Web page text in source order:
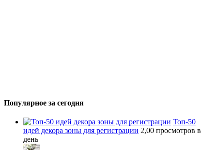
Популярное за сегодня
Топ-50
идей декора зоны для регистрации 2,00 просмотров в
день